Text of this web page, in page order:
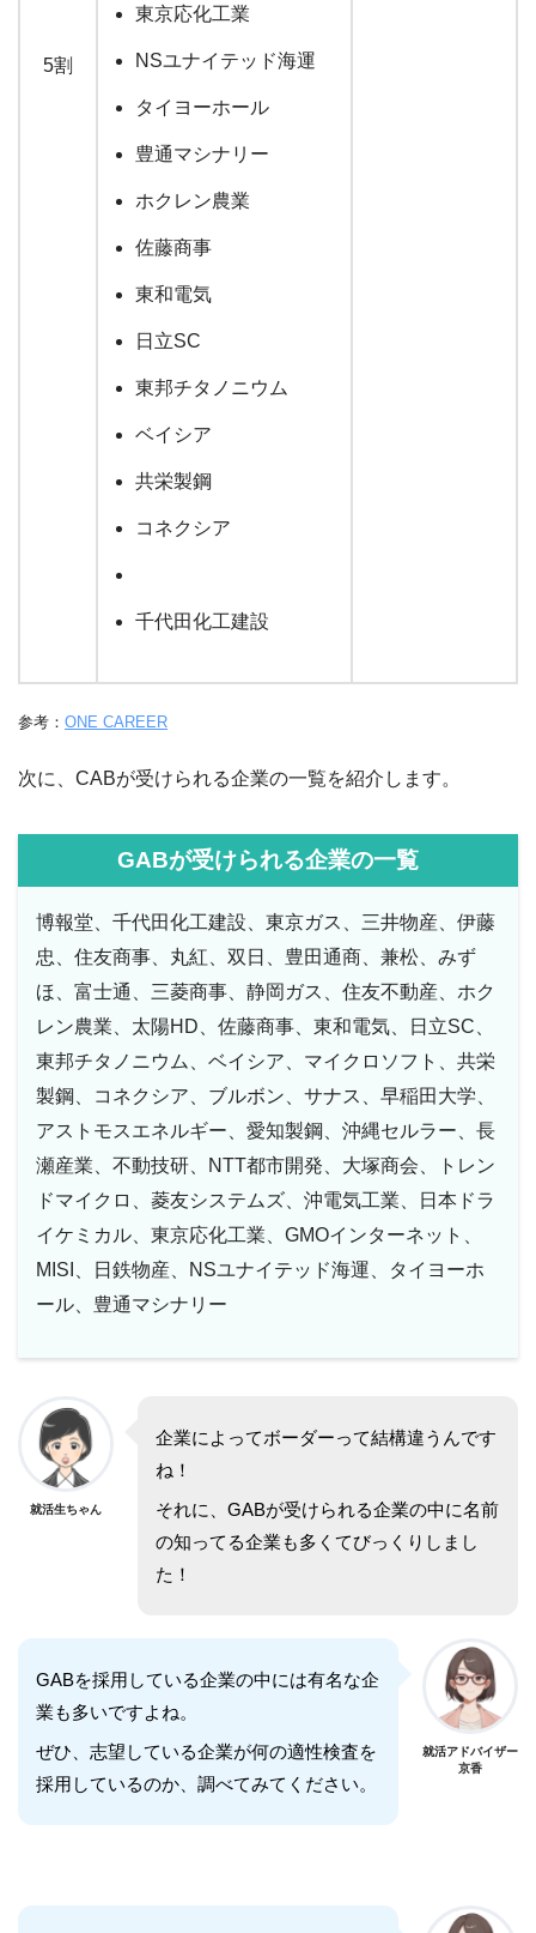
5割
東京応化工業
NSユナイテッド海運
タイヨーホール
豊通マシナリー
ホクレン農業
佐藤商事
東和電気
日立SC
東邦チタノニウム
ベイシア
共栄製鋼
コネクシア
千代田化工建設
参考： ONE CAREER
次に、CABが受けられる企業の一覧を紹介します。
GABが受けられる企業の一覧
博報堂、千代田化工建設、東京ガス、三井物産、伊藤
忠、住友商事、丸紅、双日、豊田通商、兼松、みず
ほ、富士通、三菱商事、静岡ガス、住友不動産、ホク
レン農業、太陽HD、佐藤商事、東和電気、日立SC、
東邦チタノニウム、ベイシア、マイクロソフト、共栄
製鋼、コネクシア、ブルボン、サナス、早稲田大学、
アストモスエネルギー、愛知製鋼、沖縄セルラー、長
瀬産業、不動技研、NTT都市開発、大塚商会、トレン
ドマイクロ、菱友システムズ、沖電気工業、日本ドラ
イケミカル、東京応化工業、GMOインターネット、
MISI、日鉄物産、NSユナイテッド海運、タイヨーホ
ール、豊通マシナリー
就活生ちゃん
企業によってボーダーって結構違うんです
ね！
それに、GABが受けられる企業の中に名前
の知ってる企業も多くてびっくりしまし
た！
GABを採用している企業の中には有名な企
業も多いですよね。
ぜひ、志望している企業が何の適性検査を
採用しているのか、調べてみてください。
就活アドバイザー
京香